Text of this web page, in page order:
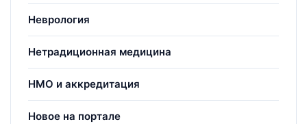
Неврология
Нетрадиционная медицина
НМО и аккредитация
Новое на портале